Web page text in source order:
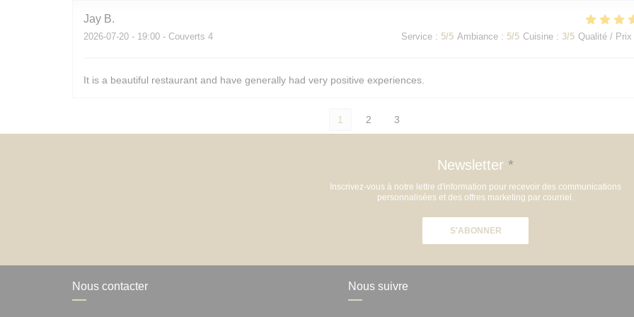
Jay B
2026-07-20 - 19:00 - Couverts 4 Service : 5/5 Ambiance : 5/5 Cuisine : 3/5 Qualité / Prix
It is a beautiful restaurant and have generally had very positive experiences.
1 2 3
Newsletter *
Inscrivez-vous à notre lettre d'information pour recevoir des communications
personnalisées et des offres marketing par courriel.
S'ABONNER
Nous contacter Nous suivre